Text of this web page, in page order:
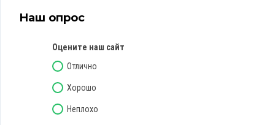
Наш опрос
Оцените наш сайт
Отлично
Хорошо
Неплохо